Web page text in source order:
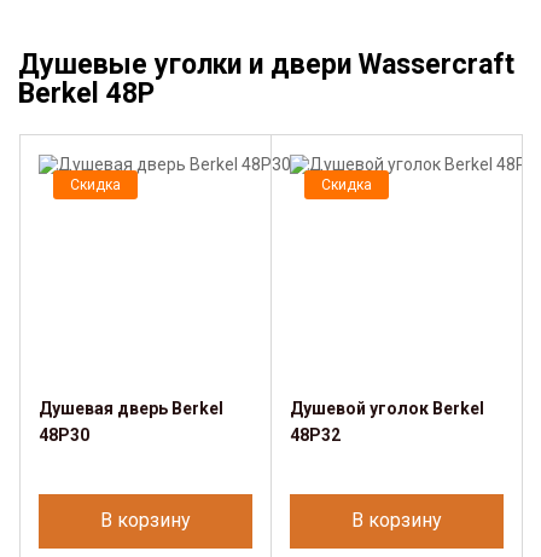
Душевые уголки и двери Wassercraft
Berkel 48P
Скидка
Душевая дверь Berkel
48P30
В корзину
Скидка
Душевой уголок Berkel
48P32
В корзину